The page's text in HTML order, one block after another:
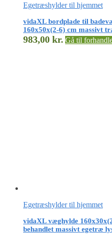
Egetræshylder til hjemmet
vidaXL bordplade til
160x50x(2-6) cm massivt
983,00 kr. Gå til
Egetræshylder til hjemmet
vidaXL væghylde
behandlet massivt egetræ